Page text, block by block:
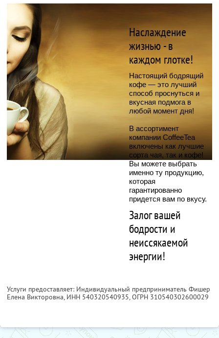
Наслаждение
жизнью - в
каждом глотке!
Настоящий бодрящий
кофе — это лучший
способ проснуться и
вкусная подмога в
любой момент дня!
В ассортимент
компании CoffeeTea
включены как лучшие
сорта чая, так и кофе!
Вы можете выбрать
именно ту продукцию,
которая
гарантированно
придется вам по вкусу.
Залог вашей
бодрости и
неиссякаемой
энергии!
Услуги предоставляет: Индивидуальный предприниматель Фишер
Елена Викторовна, ИНН 540320540935, ОГРН 310540302600029